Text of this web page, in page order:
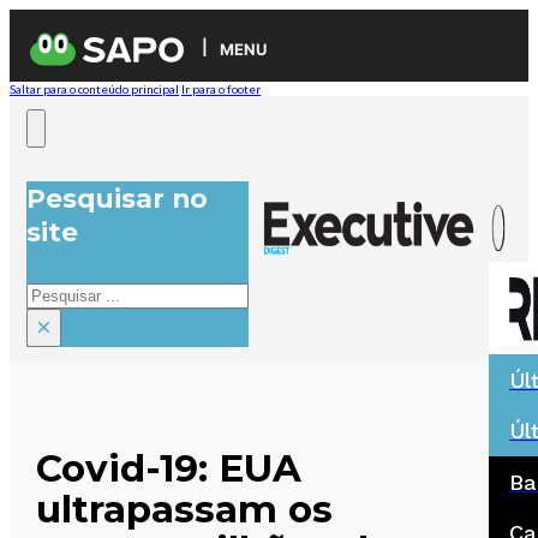
MENU
Saltar para o conteúdo principal Ir para o footer
Pesquisar no
site
Pesquisar
×
Covid-19: EUA
ultrapassam os